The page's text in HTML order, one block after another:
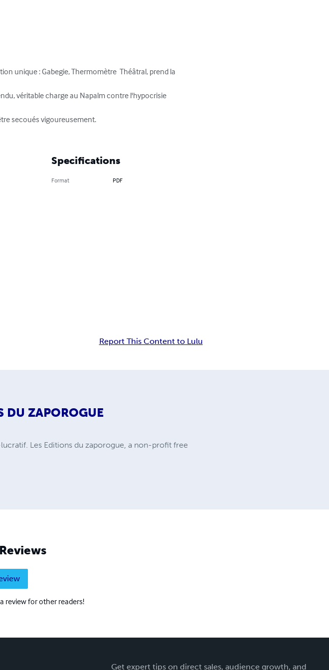
unique : Gabegie, Thermomètre  Théâtral, prend la
véritable charge au Napalm contre l'hypocrisie
secoués vigoureusement.
Specifications
Format PDF
Report This Content to Lulu
DU ZAPOROGUE
Les Editions du zaporogue, a non-profit free
review for other readers!
Get expert tips on direct sales, audience growth, and